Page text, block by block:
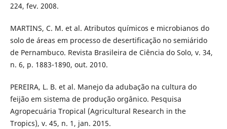
224, fev. 2008.
MARTINS, C. M. et al. Atributos químicos e microbianos do
solo de áreas em processo de desertificação no semiárido
de Pernambuco. Revista Brasileira de Ciência do Solo, v. 34,
n. 6, p. 1883-1890, out. 2010.
PEREIRA, L. B. et al. Manejo da adubação na cultura do
feijão em sistema de produção orgânico. Pesquisa
Agropecuária Tropical (Agricultural Research in the
Tropics), v. 45, n. 1, jan. 2015.